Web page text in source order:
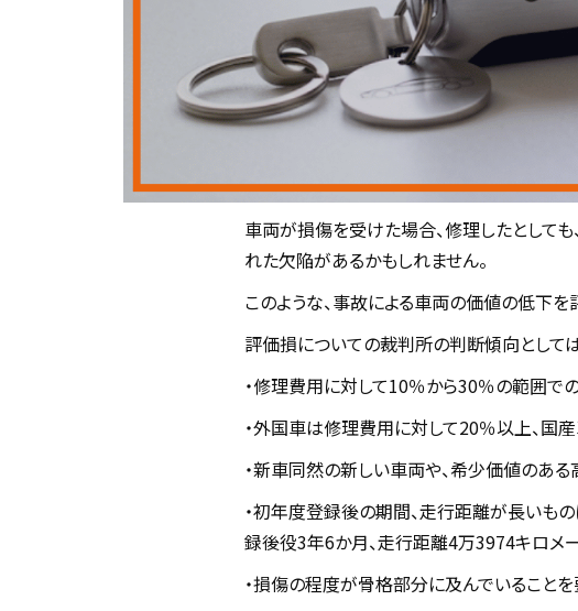
車両が損傷を受けた場合、修理したとして
れた欠陥があるかもしれません。
このような、事故による車両の価値の低下を
評価損についての裁判所の判断傾向として
・修理費用に対して10％から30％の範囲で
・外国車は修理費用に対して20％以上、国
・新車同然の新しい車両や、希少価値のあ
・初年度登録後の期間、走行距離が長いも
録後役3年6か月、走行距離4万3974キロメー
・損傷の程度が骨格部分に及んでいること